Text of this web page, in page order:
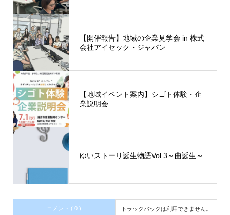
【開催報告】地域の企業見学会 in 株式
会社アイセック・ジャパン
【地域イベント案内】シゴト体験・企
業説明会
ゆいストーリ誕生物語Vol.3～曲誕生～
コメント ( 0 ) トラックバックは利用できません。